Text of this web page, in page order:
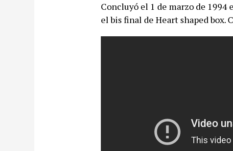
Concluyó el 1 de marzo de
el bis final de Heart shaped box.